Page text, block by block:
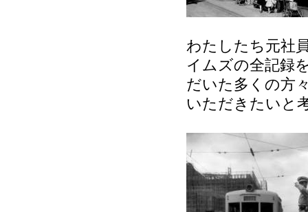
わたしたち元社
イムズの全記録
だいた多くの方
いただきたいと